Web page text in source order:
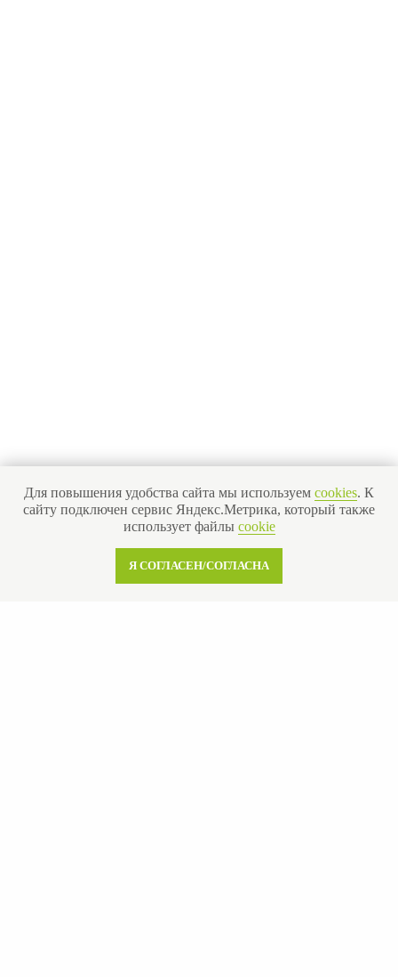
Для повышения удобства сайта мы используем cookies. К
сайту подключен сервис Яндекс.Метрика, который также
использует файлы cookie
Я СОГЛАСЕН/СОГЛАСНА